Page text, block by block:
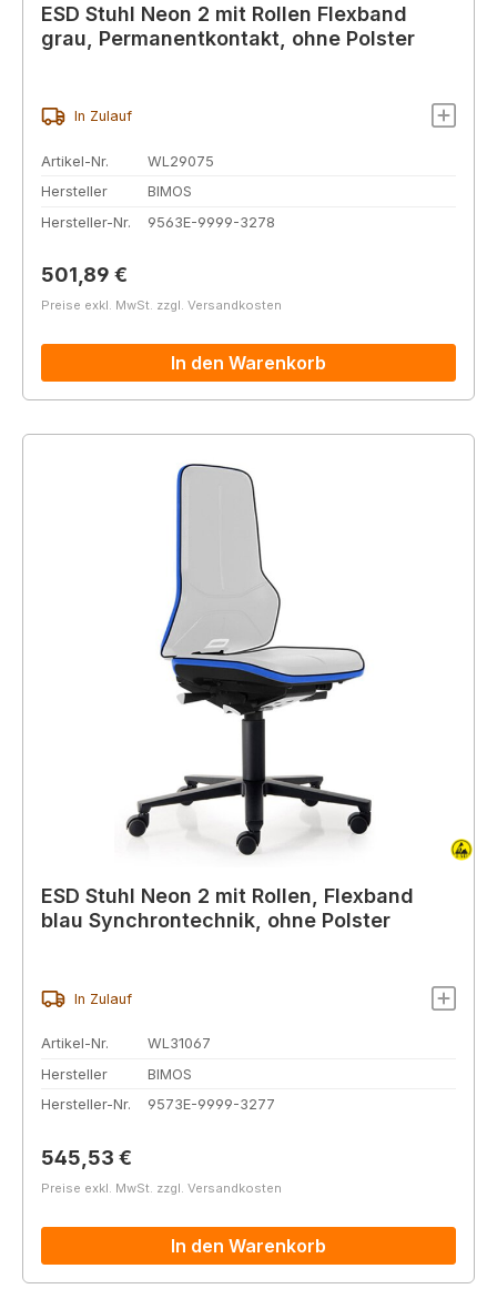
ESD Stuhl Neon 2 mit Rollen Flexband
grau, Permanentkontakt, ohne Polster
In Zulauf
Artikel-Nr.
WL29075
Hersteller
BIMOS
Hersteller-Nr.
9563E-9999-3278
Regulärer Preis:
501,89 €
Preise exkl. MwSt. zzgl. Versandkosten
In den Warenkorb
ESD Stuhl Neon 2 mit Rollen, Flexband
blau Synchrontechnik, ohne Polster
In Zulauf
Artikel-Nr.
WL31067
Hersteller
BIMOS
Hersteller-Nr.
9573E-9999-3277
Regulärer Preis:
545,53 €
Preise exkl. MwSt. zzgl. Versandkosten
In den Warenkorb